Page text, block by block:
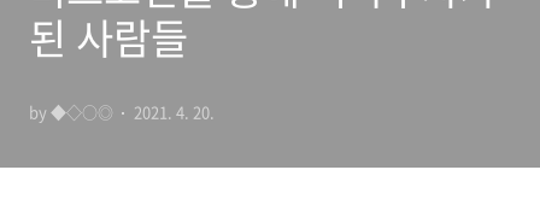
된 사람들
by ◆◇○◎ 2021. 4. 20.